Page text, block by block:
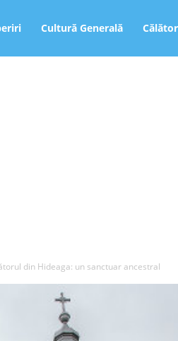
Cultură Generală
din Hideaga: un sanctuar ancestral